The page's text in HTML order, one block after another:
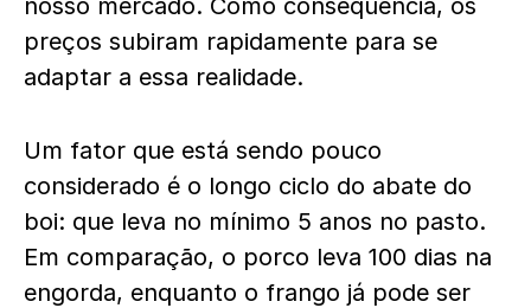
nosso mercado. Como consequência, os
preços subiram rapidamente para se
adaptar a essa realidade.
Um fator que está sendo pouco
considerado é o longo ciclo do abate do
boi: que leva no mínimo 5 anos no pasto.
Em comparação, o porco leva 100 dias na
engorda, enquanto o frango já pode ser